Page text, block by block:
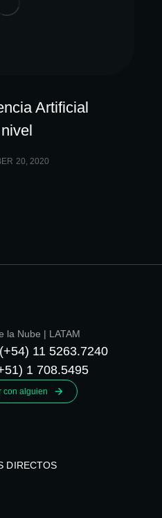
Artificial
20, 2020
la Nube | LATAM
11 5263.7240
1 708.5495
con alguien
DIRECTOS